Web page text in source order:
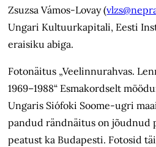
Zsuzsa Vámos-Lovay (
Ungari Kultuurkapitali, Eesti
eraisiku abiga.
Fotonäitus „Veelinnurahvas.
1969–1988“ Esmakordselt
Ungaris Siófoki Soome-ugri
pandud rändnäitus on jõudnud
peatust ka Budapesti. Fotosid